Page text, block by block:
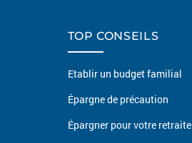
TOP CONSEILS
Etablir un budget familial
Épargne de précaution
Épargner pour votre retraite